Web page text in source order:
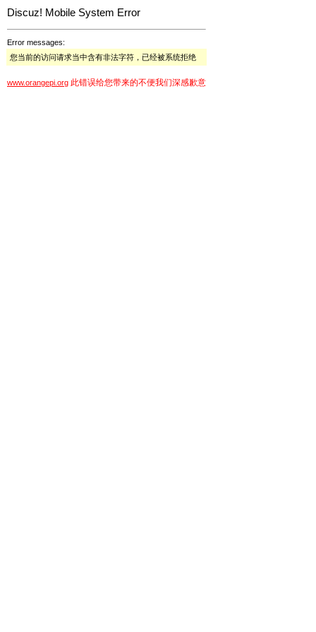
Discuz! Mobile System Error
Error messages:
您当前的访问请求当中含有非法字符，已经被系统拒绝
www.orangepi.org 此错误给您带来的不便我们深感歉意